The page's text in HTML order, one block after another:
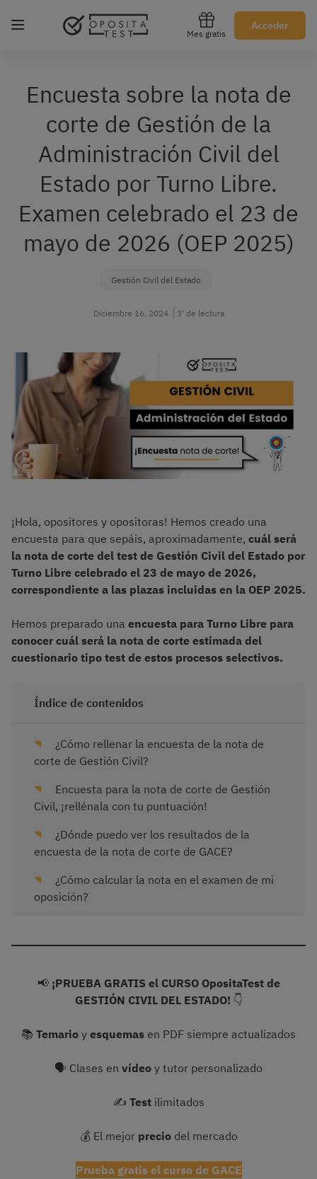
Mes gratis
Acceder
Regístrate gratis
Encuesta sobre la nota de
corte de Gestión de la
Administración Civil del
Estado por Turno Libre.
Examen celebrado el 23 de
mayo de 2026 (OEP 2025)
Gestión Civil del Estado
Diciembre 16, 2024 3’ de lectura
¡Hola, opositores y opositoras! Hemos creado una
encuesta para que sepáis, aproximadamente, cuál será
la nota de corte del test de Gestión Civil del Estado por
Turno Libre celebrado el 23 de mayo de 2026,
correspondiente a las plazas incluidas en la OEP 2025.
Hemos preparado una encuesta para Turno Libre para
conocer cuál será la nota de corte estimada del
cuestionario tipo test de estos procesos selectivos.
Índice de contenidos
¿Cómo rellenar la encuesta de la nota de
corte de Gestión Civil?
Encuesta para la nota de corte de Gestión
Civil, ¡rellénala con tu puntuación!
¿Dónde puedo ver los resultados de la
encuesta de la nota de corte de GACE?
¿Cómo calcular la nota en el examen de mi
oposición?
📢 ¡PRUEBA GRATIS el CURSO OpositaTest de
GESTIÓN CIVIL DEL ESTADO! 👇
📚 Temario y esquemas en PDF siempre actualizados
🗣 Clases en vídeo y tutor personalizado
✍️ Testilimitados
💰 El mejor preciodel mercado
Prueba gratis el curso de GACE